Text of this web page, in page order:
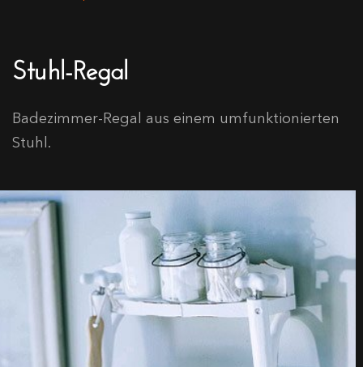
Stuhl-Regal
Badezimmer-Regal aus einem umfunktionierten
Stuhl.